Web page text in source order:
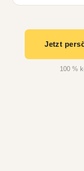
Jetzt
100 %